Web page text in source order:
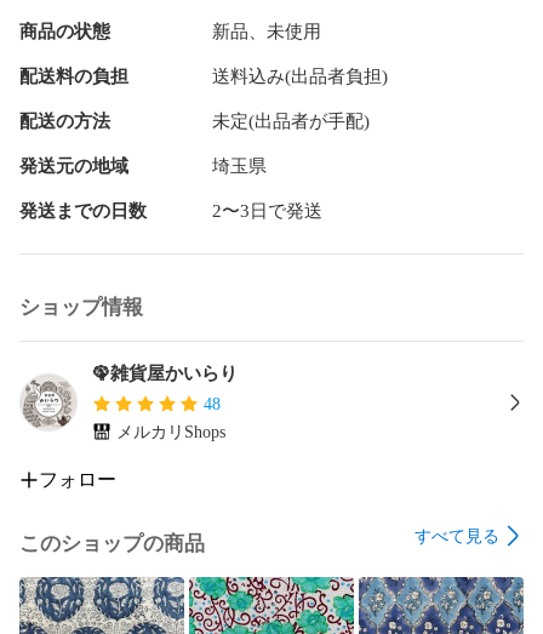
商品の状態 新品、未使用
配送料の負担 送料込み(出品者負担)
配送の方法 未定(出品者が手配)
発送元の地域 埼玉県
発送までの日数 2〜3日で発送
ショップ情報
🦚雑貨屋かいらり
48
メルカリShops
フォロー
このショップの商品 すべて見る